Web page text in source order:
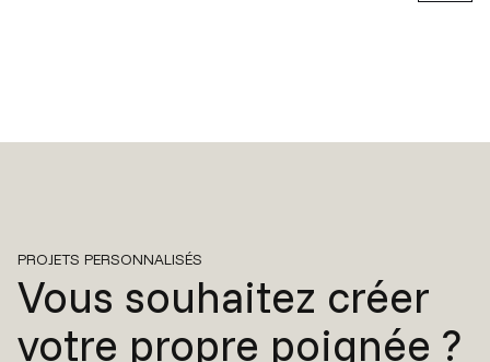
PROJETS PERSONNALISÉS
Vous souhaitez créer
votre propre poignée ?